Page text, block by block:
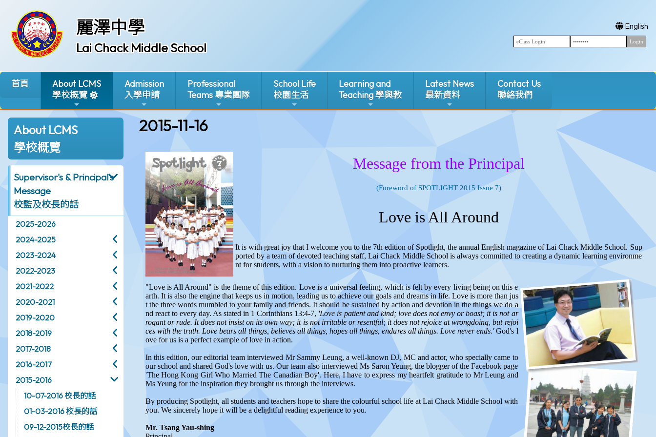
麗澤中學
Lai Chack Middle School
English
首頁
About LCMS
學校概覽
Admission
入學申請
Professional
Teams 專業團隊
School Life
校園生活
Learning and
Teaching 學與教
Latest News
最新資料
Contact Us
聯絡我們
About LCMS
學校概覽
Supervisor's & Principal's
Message
校監及校長的話
2025-2026
2024-2025
2023-2024
2022-2023
2021-2022
2020-2021
2019-2020
2018-2019
2017-2018
2016-2017
2015-2016
10-07-2016 校長的話
01-03-2016 校長的話
09-12-2015校長的話
2015-11-16